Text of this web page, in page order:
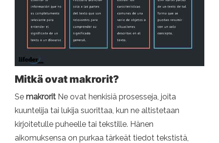
Mitkä ovat makrorit?
Se makrorit Ne ovat henkisiä prosesseja, joita
kuuntelija tai lukija suorittaa, kun ne altistetaan
kirjoitetulle puheelle tai tekstille. Hänen
aikomuksensa on purkaa tärkeät tiedot tekstistä,